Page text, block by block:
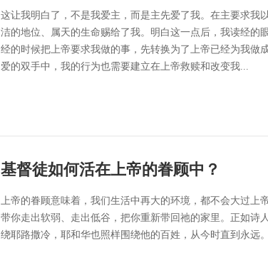
这让我明白了，不是我爱主，而是主先爱了我。在主要求我
洁的地位、属天的生命赐给了我。明白这一点后，我读经的
经的时候把上帝要求我做的事，先转换为了上帝已经为我做
爱的双手中，我的行为也需要建立在上帝救赎和改变我...
基督徒如何活在上帝的眷顾中？
上帝的眷顾意味着，我们生活中再大的环境，都不会大过
带你走出软弱、走出低谷，把你重新带回祂的家里。正如诗
绕耶路撒冷，耶和华也照样围绕他的百姓，从今时直到永远